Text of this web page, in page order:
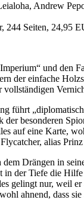
Andrew
244 Seiten, 24,95
und den
der einfache
vollständigen
führt
der besonderen
auf eine Karte,
alias
dem Drängen in
der Tiefe die
gelingt nur, weil
ahnend, dass